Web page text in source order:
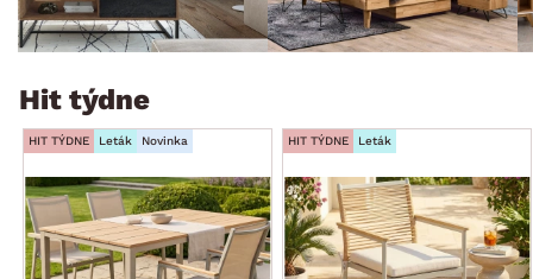
Hit týdne
HIT TÝDNE Leták Novinka HIT TÝDNE Leták